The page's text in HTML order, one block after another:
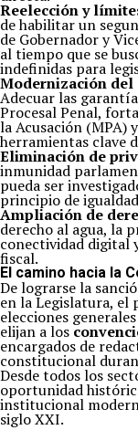
Reelección y
de habilitar un
de Gobernador y
al tiempo que se
indefinidas para
Modernización del
Adecuar las
Procesal Penal,
la Acusación
herramientas clave
Eliminación de
inmunidad
pueda ser
principio de
Ampliación de
derecho al agua, la
conectividad digital
fiscal.
El camino hacia la
De lograrse la
en la Legislatura, el
elecciones
elijan a los
encargados de
constitucional
Desde todos los
oportunidad
institucional
siglo XXI.